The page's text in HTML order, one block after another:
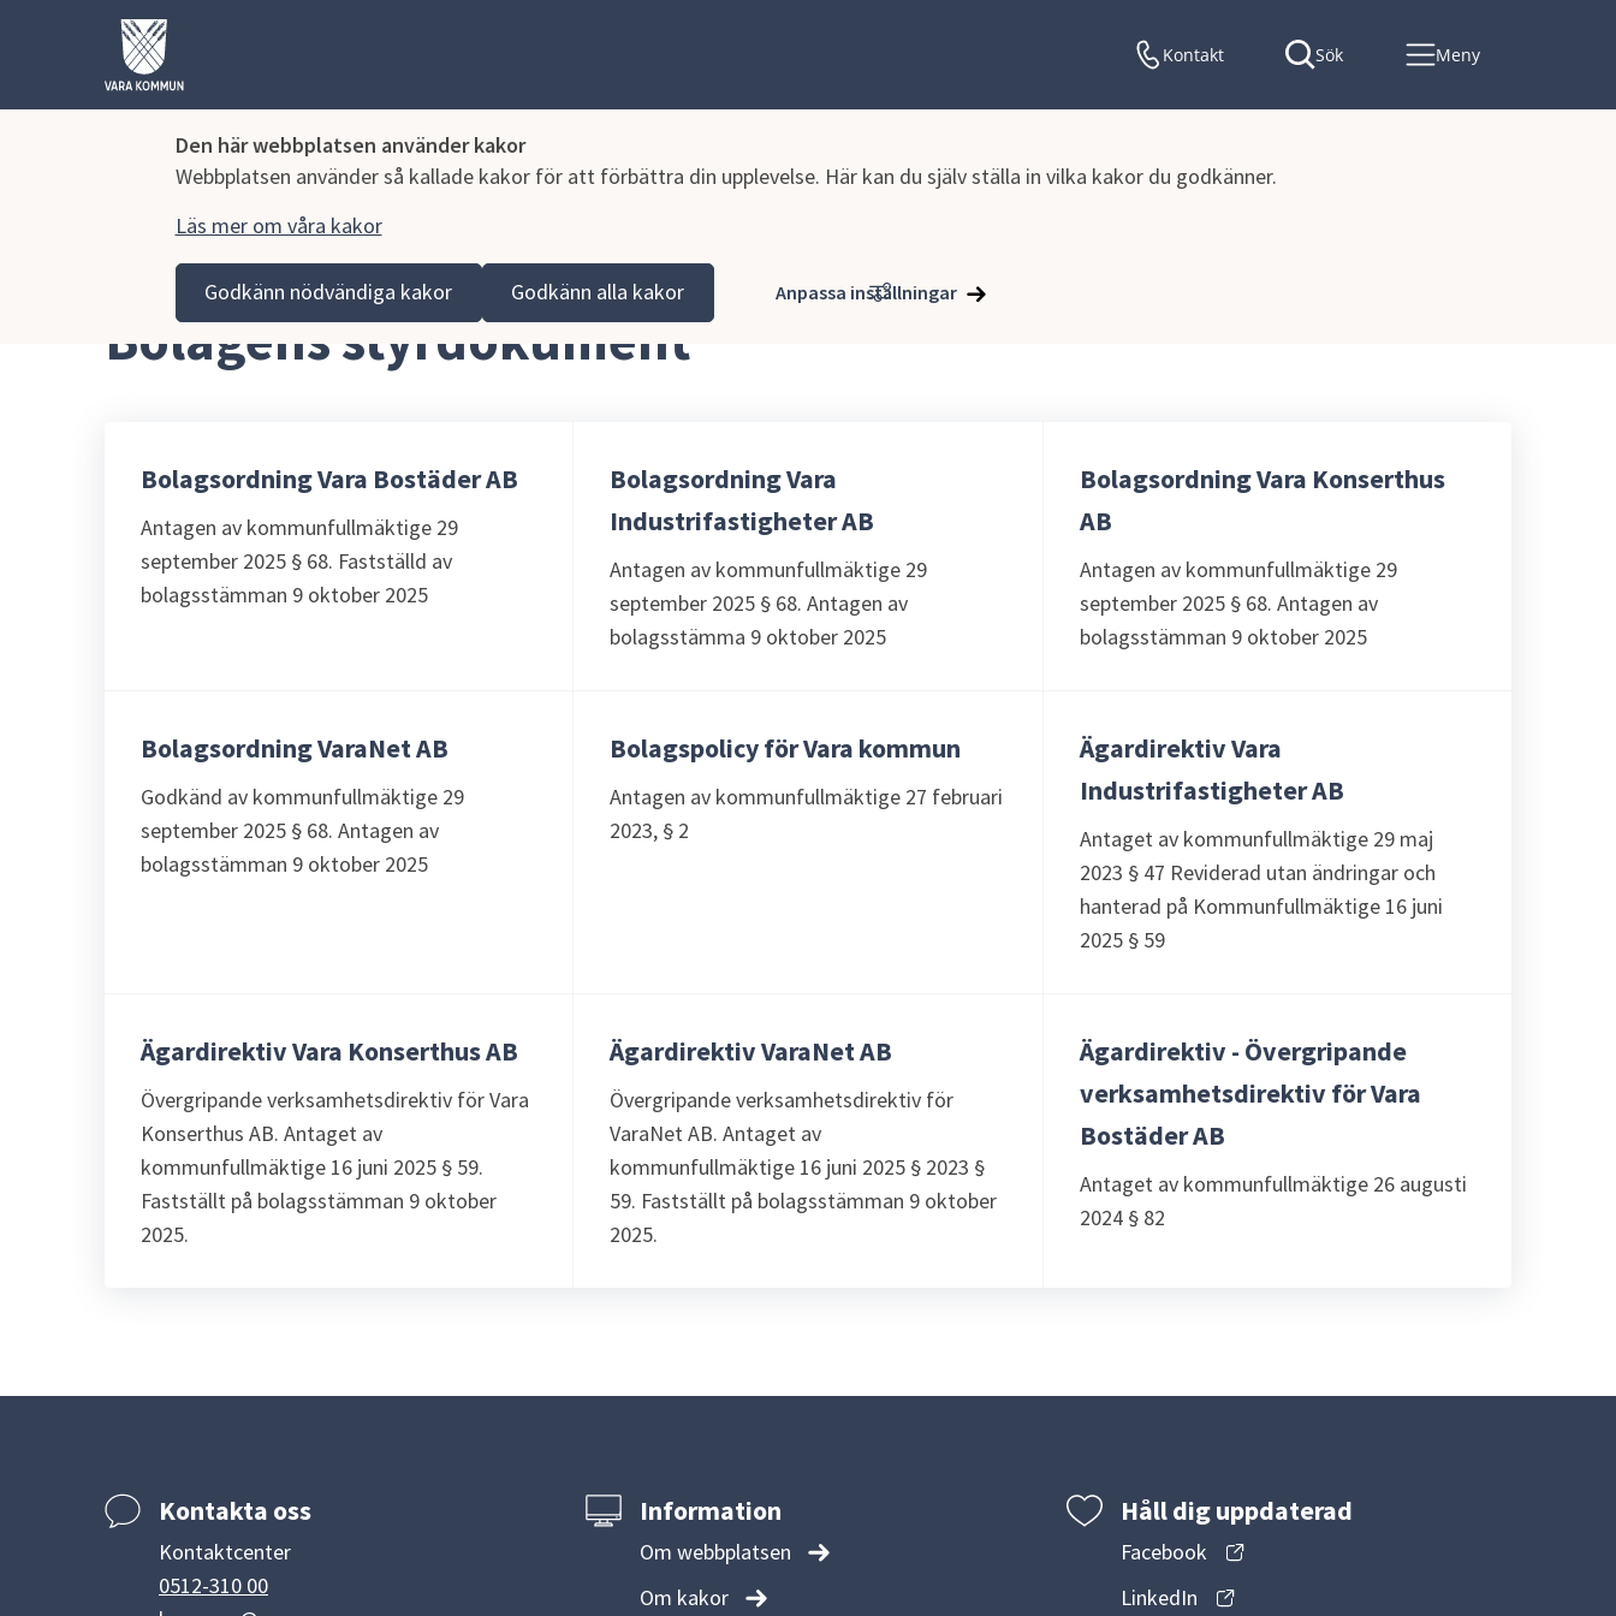
Den här webbplatsen använder kakor
Webbplatsen använder så kallade kakor för att förbättra din upplevelse. Här kan du själv ställa in vilka kakor du godkänner.
Läs mer om våra kakor
Godkänn nödvändiga kakor Godkänn alla kakor Anpassa inställningar
Kontakt Sök Meny
Vara kommun Vår organisation och verksamhet
Bolagens styrdokument
Bolagsordning Vara Bostäder AB
Antagen av kommunfullmäktige 29
september 2025 § 68. Fastställd av
bolagsstämman 9 oktober 2025
Bolagsordning Vara
Industrifastigheter AB
Antagen av kommunfullmäktige 29
september 2025 § 68. Antagen av
bolagsstämma 9 oktober 2025
Bolagsordning Vara Konserthus
AB
Antagen av kommunfullmäktige 29
september 2025 § 68. Antagen av
bolagsstämman 9 oktober 2025
Bolagsordning VaraNet AB
Godkänd av kommunfullmäktige 29
september 2025 § 68. Antagen av
bolagsstämman 9 oktober 2025
Bolagspolicy för Vara kommun
Antagen av kommunfullmäktige 27 februari
2023, § 2
Ägardirektiv Vara
Industrifastigheter AB
Antaget av kommunfullmäktige 29 maj
2023 § 47 Reviderad utan ändringar och
hanterad på Kommunfullmäktige 16 juni
2025 § 59
Ägardirektiv Vara Konserthus AB
Övergripande verksamhetsdirektiv för Vara
Konserthus AB. Antaget av
kommunfullmäktige 16 juni 2025 § 59.
Fastställt på bolagsstämman 9 oktober
2025.
Ägardirektiv VaraNet AB
Övergripande verksamhetsdirektiv för
VaraNet AB. Antaget av
kommunfullmäktige 16 juni 2025 § 2023 §
59. Fastställt på bolagsstämman 9 oktober
2025.
Ägardirektiv - Övergripande
verksamhetsdirektiv för Vara
Bostäder AB
Antaget av kommunfullmäktige 26 augusti
2024 § 82
Kontakta oss
Kontaktcenter
0512-310 00
Information
Om webbplatsen
Om kakor
Håll dig uppdaterad
Facebook
LinkedIn